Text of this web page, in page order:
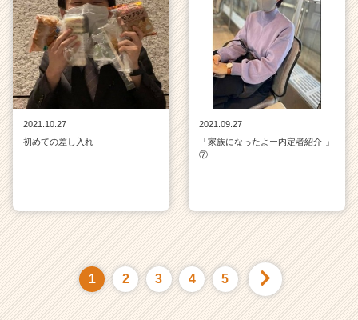
2021.10.27
初めての差し入れ
2021.09.27
「家族になったよー内定者紹介‐」
⑦
1 2 3 4 5